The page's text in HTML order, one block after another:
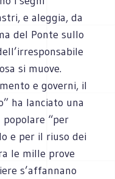
e aleggia, da
del Ponte sullo
si muove.
e governi, il
ha lanciato una
popolare “per
e per il riuso dei
le mille prove
s’affannano